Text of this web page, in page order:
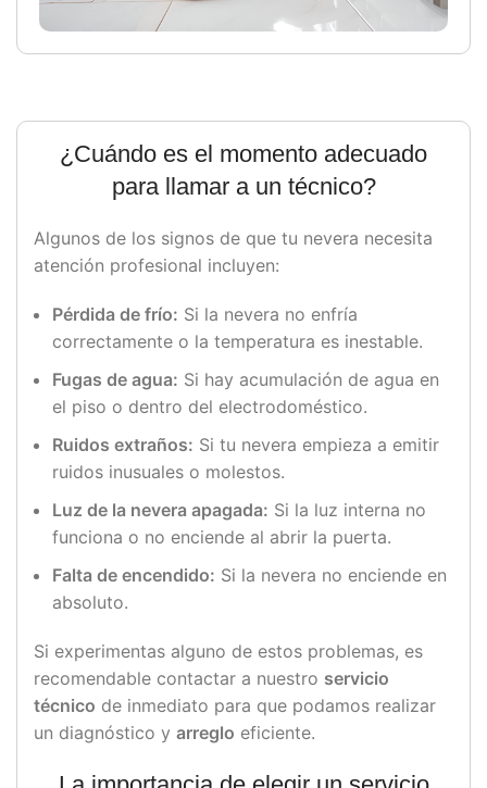
¿Cuándo es el momento adecuado
para llamar a un técnico?
Algunos de los signos de que tu nevera necesita
atención profesional incluyen:
Pérdida de frío: Si la nevera no enfría
correctamente o la temperatura es inestable.
Fugas de agua: Si hay acumulación de agua en
el piso o dentro del electrodoméstico.
Ruidos extraños: Si tu nevera empieza a emitir
ruidos inusuales o molestos.
Luz de la nevera apagada: Si la luz interna no
funciona o no enciende al abrir la puerta.
Falta de encendido: Si la nevera no enciende en
absoluto.
Si experimentas alguno de estos problemas, es
recomendable contactar a nuestro servicio
técnico de inmediato para que podamos realizar
un diagnóstico y arreglo eficiente.